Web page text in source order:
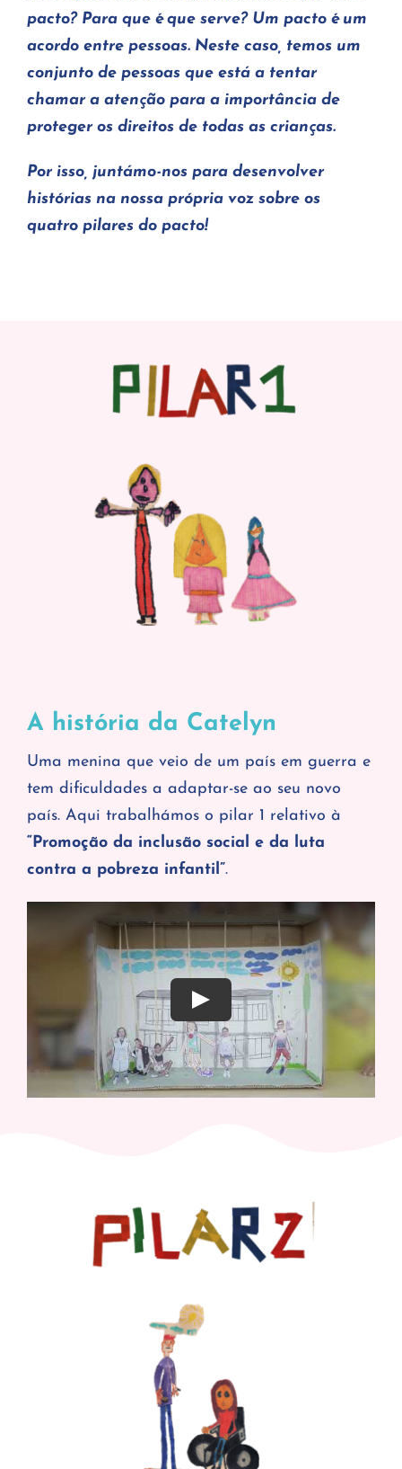
pacto? Para que é que serve? Um pacto é um
acordo entre pessoas. Neste caso, temos um
conjunto de pessoas que está a tentar
chamar a atenção para a importância de
proteger os direitos de todas as crianças.
Por isso, juntámo-nos para desenvolver
histórias na nossa própria voz sobre os
quatro pilares do pacto!
A história da Catelyn
Uma menina que veio de um país em guerra e
tem dificuldades a adaptar-se ao seu novo
país. Aqui trabalhámos o pilar 1 relativo à
“Promoção da inclusão social e da luta
contra a pobreza infantil”.
Play